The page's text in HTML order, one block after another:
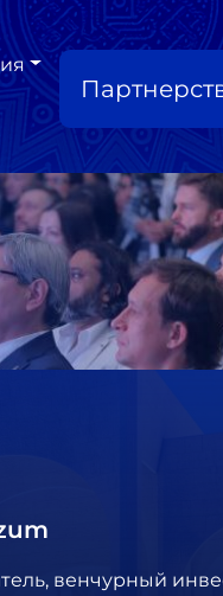
венчурный